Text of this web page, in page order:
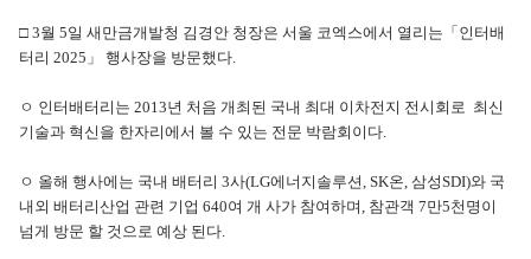
□ 3월 5일 새만금개발청 김경안 청장은 서울 코엑스에서 열리는「인터배
터리 2025」 행사장을 방문했다.
ㅇ 인터배터리는 2013년 처음 개최된 국내 최대 이차전지 전시회로 최신
기술과 혁신을 한자리에서 볼 수 있는 전문 박람회이다.
ㅇ 올해 행사에는 국내 배터리 3사(LG에너지솔루션, SK온, 삼성SDI)와 국
내외 배터리산업 관련 기업 640여 개 사가 참여하며, 참관객 7만5천명이
넘게 방문 할 것으로 예상 된다.